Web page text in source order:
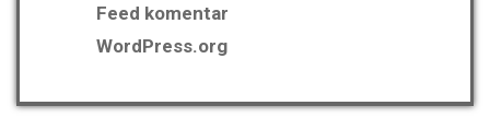
Feed komentar
WordPress.org